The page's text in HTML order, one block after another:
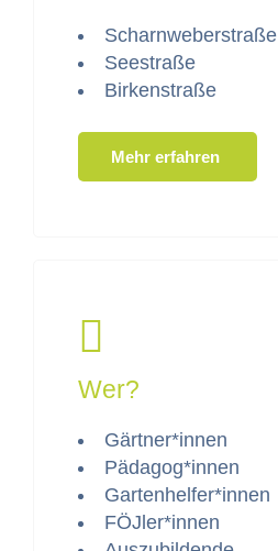
Scharn­we­ber­straße
Seestraße
Birken­straße
Mehr erfahren
Wer?
Gärtner*innen
Pädagog*innen
Gartenhelfer*innen
FÖJler*innen